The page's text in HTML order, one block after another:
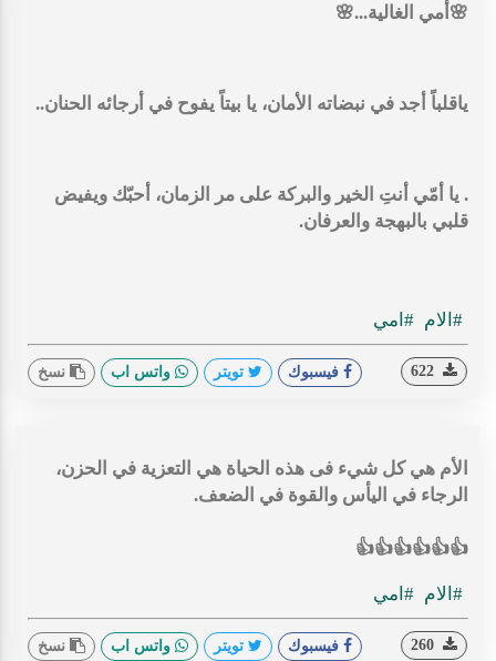
🌸أمي الغالية...🌸
ياقلباً أجد في نبضاته الأمان، يا بيتاً يفوح في أرجائه الحنان..
. يا أمّي أنتِ الخير والبركة على مر الزمان، أحبّك ويفيض
قلبي بالبهجة والعرفان.
#الام #امي
فيسبوك تويتر واتس اب نسخ
الأم هي كل شيء فى هذه الحياة هي التعزية في الحزن،
الرجاء في اليأس والقوة في الضعف.
👍👍👍👍👍👍
#الام #امي
فيسبوك تويتر واتس اب نسخ